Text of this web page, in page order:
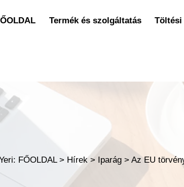
Termék és szolgáltatás Töltési
FŐOLDAL> Hírek> Iparág >Az EU